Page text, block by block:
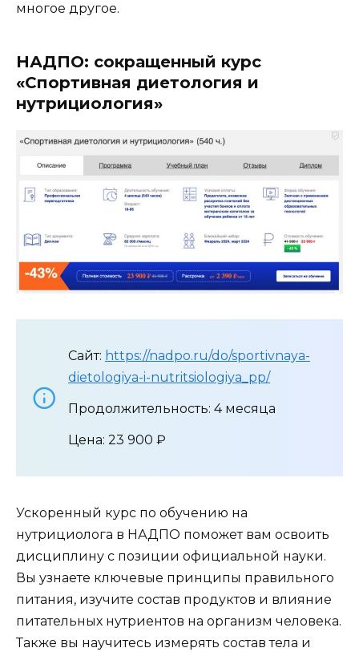
многое другое.
НАДПО: сокращенный курс
«Спортивная диетология и
нутрициология»
Сайт: https://nadpo.ru/do/sportivnaya-
dietologiya-i-nutritsiologiya_pp/
Продолжительность: 4 месяца
Цена: 23 900 ₽
Ускоренный курс по обучению на
нутрициолога в НАДПО поможет вам освоить
дисциплину с позиции официальной науки.
Вы узнаете ключевые принципы правильного
питания, изучите состав продуктов и влияние
питательных нутриентов на организм человека.
Также вы научитесь измерять состав тела и